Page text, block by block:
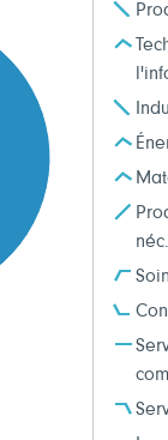
néc.